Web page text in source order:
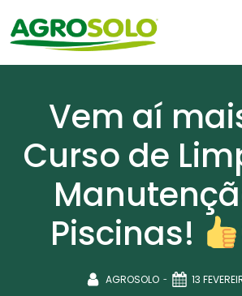
Vem aí
Curso de
Piscinas!
AGROSOLO - 13